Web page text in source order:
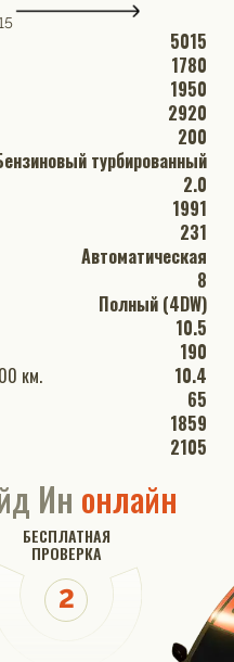
5015
1780
1950
2920
200
турбированный
2.0
1991
231
Автоматическая
8
Полный (4DW)
10.5
190
км.
10.4
65
1859
2105
Ин онлайн
БЕСПЛАТНАЯ
ПРОВЕРКА